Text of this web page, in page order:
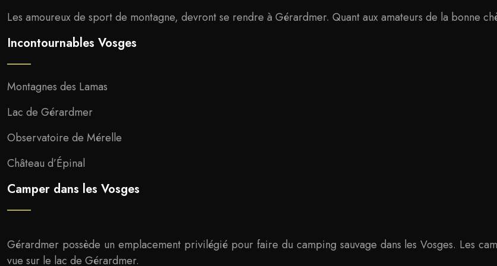
Les amoureux de sport de montagne, devront se rendre à Gérardmer. Quant aux amateurs de la bonne
Incontournables Vosges
Montagnes des Lamas
Lac de Gérardmer
Observatoire de Mérelle
Château d’Épinal
Camper dans les Vosges
Gérardmer possède un emplacement privilégié pour faire du camping sauvage dans les Vosges. Les
vue sur le lac de Gérardmer.